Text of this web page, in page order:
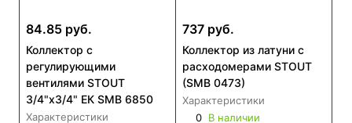
84.85 руб.
Коллектор с
регулирующими
вентилями STOUT
3/4"х3/4" ЕК SMB 6850
Характеристики
737 руб.
Коллектор из латуни с
расходомерами STOUT
(SMB 0473)
Характеристики
0 В наличии